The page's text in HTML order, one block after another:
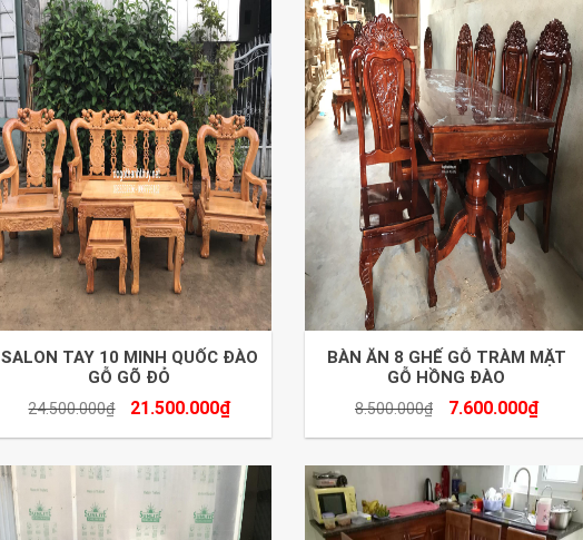
SALON TAY 10 MINH QUỐC ĐÀO
GỖ GÕ ĐỎ
24.500.000₫ 21.500.000₫
BÀN ĂN 8 GHẾ GỖ TRÀM MẶT
GỖ HỒNG ĐÀO
8.500.000₫ 7.600.000₫